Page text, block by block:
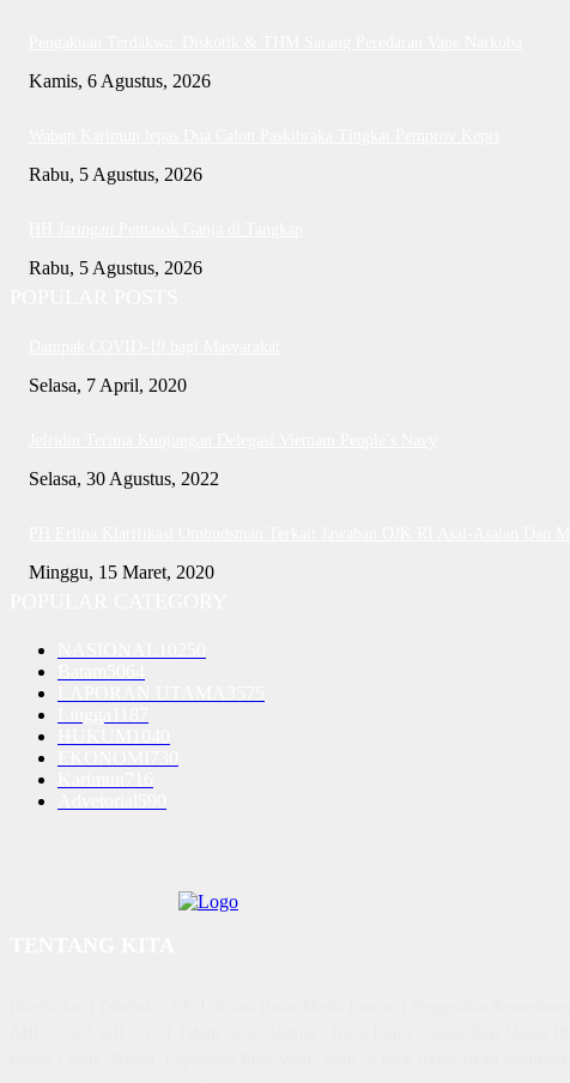
Kamis, 6 Agustus, 2026
Rabu, 5 Agustus, 2026
Rabu, 5 Agustus, 2026
Selasa, 7 April, 2020
Selasa, 30 Agustus, 2022
Minggu, 15 Maret, 2020